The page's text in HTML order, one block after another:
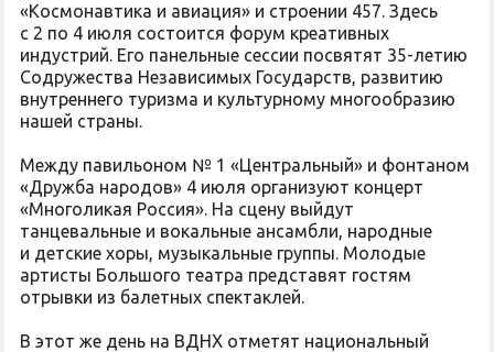
«Космонавтика и авиация» и строении 457. Здесь
с 2 по 4 июля состоится форум креативных
индустрий. Его панельные сессии посвятят 35-летию
Содружества Независимых Государств, развитию
внутреннего туризма и культурному многообразию
нашей страны.
Между павильоном № 1 «Центральный» и фонтаном
«Дружба народов» 4 июля организуют концерт
«Многоликая Россия». На сцену выйдут
танцевальные и вокальные ансамбли, народные
и детские хоры, музыкальные группы. Молодые
артисты Большого театра представят гостям
отрывки из балетных спектаклей.
В этот же день на ВДНХ отметят национальный